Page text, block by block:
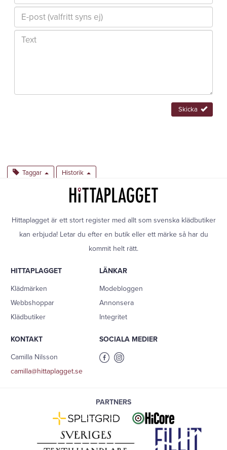
Skicka
Taggar Historik
Hittaplagget är ett stort register med allt som svenska klädbutiker
kan erbjuda! Letar du efter en butik eller ett märke så har du
kommit helt rätt.
HITTAPLAGGET
Klädmärken
Webbshoppar
Klädbutiker
LÄNKAR
Modebloggen
Annonsera
Integritet
KONTAKT
Camilla Nilsson
camilla@hittaplagget.se
SOCIALA MEDIER
PARTNERS